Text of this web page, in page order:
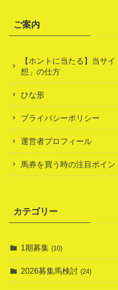
ご案内
【ホントに当たる】当サ
想」の仕方
ひな形
プライバシーポリシー
運営者プロフィール
馬券を買う時の注目ポイン
カテゴリー
1期募集 (10)
2026募集馬検討 (24)